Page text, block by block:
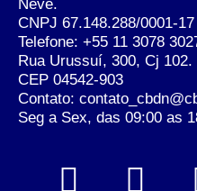
Neve.
CNPJ 67.148.288/0001-17
Telefone: +55 11 3078
Rua Urussuí, 300, Cj
CEP 04542-903
Contato:
Seg a Sex, das 09:00 as